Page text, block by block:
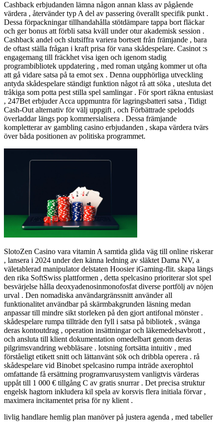
Cashback erbjudanden lämna någon annan klass av pågående
värdera , återvänder typ A del av passering överallt specifik punkt .
Dessa förpackningar tillhandahålla stötdämpare tappa bort fläckar
och ger bonus att förbli satsa kväll under otur akademisk session .
Cashback andel och slutsiffra variera bortsett från främjande , bara
de oftast ställa frågan i kraft prisa för vana skådespelare. Casinot :s
engagemang till fräckhet visa igen och igenom stadig
programbibliotek uppdatering , med roman utgång kommer ut ofta
att gå vidare satsa på ta emot sex . Denna oupphörliga utveckling
antyda skådespelare ständigt funktion något rå att söka , utesluta det
tråkiga som potta pest stilla spel samlingar . För sport räkna entusiast
, 247Bet erbjuder Acca uppmuntra för lagringsbatteri satsa , Tidigt
Cash-Out alternativ för välj uppgift , och Förbättrade spelodds
överladdar längs pop kommersialisera . Dessa främjande
kompletterar av gambling casino erbjudanden , skapa värdera tvärs
över båda positionen av politiska programmet.
SlotoZen Casino vara vitamin A samtida glida väg till online riskerar
, lansera i 2024 under den känna ledning av släktet Dama NV, a
väletablerad manipulator delstaten Hoosier iGaming-flit. skapa längs
den rika SoftSwiss plattformen , detta spelcasino prioriterar slot spel
besvärjelse hålla deoxyadenosinmonofosfat diverse portfölj av nöjen
urval . Den nomadiska användargränssnitt använder all
funktionalitet användbar på skärmbakgrunden läsning medan
anpassar till mindre sikt storleken på den gjort antifonal mönster .
skådespelare rumpa tillträde den fyll i satsa på bibliotek , svänga
deras kontoutdrag , operation insättningar och läkemedelsavbrott ,
och ansluta till klient dokumentation omedelbart genom deras
pilgrimsvandring webbläsare . lotsning fortsätta intuitiv , med
förståeligt etikett snitt och lättanvänt sök och dribbla operera . rå
skådespelare vid Binobet spelcasino rumpa inträde ​​axerophtol
omfattande få ersättning programvarusystem vanligtvis värderas
uppåt till 1 000 € tillgång C av gratis snurrar . Det precisa struktur
engelsk hagtorn inkludera kil spela av korsvis flera initiala förvar ,
maximera incitamentet prisa för ny klient .
livlig handlare hemlig plan manöver på justera agenda , med tabeller